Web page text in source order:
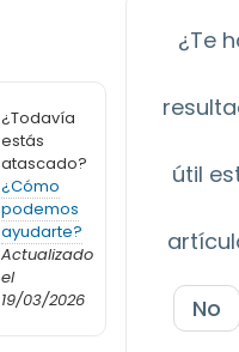
¿Todavía
estás
atascado?
¿Cómo
podemos
ayudarte?
Actualizado
el
19/03/2026
¿Te
útil
No